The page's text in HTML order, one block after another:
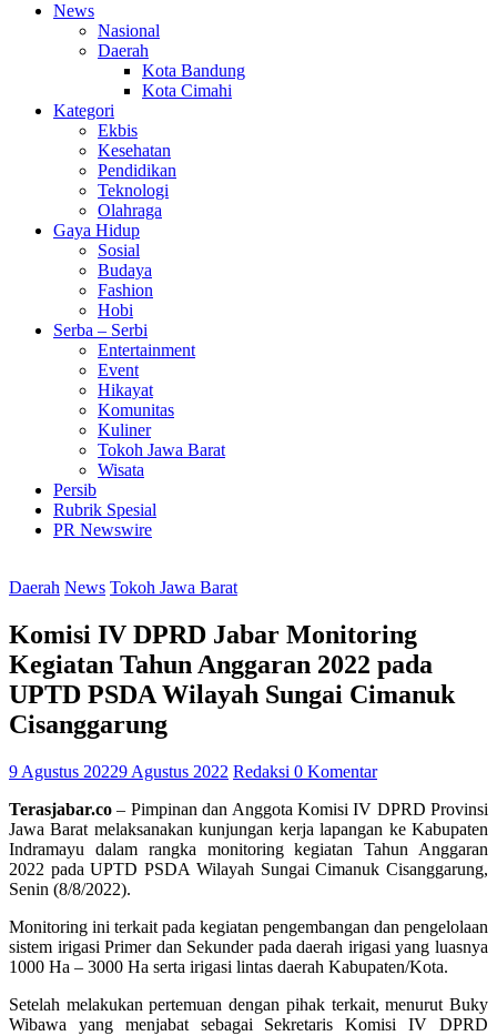
News
Nasional
Daerah
Kota Bandung
Kota Cimahi
Kategori
Ekbis
Kesehatan
Pendidikan
Teknologi
Olahraga
Gaya Hidup
Sosial
Budaya
Fashion
Hobi
Serba – Serbi
Entertainment
Event
Hikayat
Komunitas
Kuliner
Tokoh Jawa Barat
Wisata
Persib
Rubrik Spesial
PR Newswire
Daerah News Tokoh Jawa Barat
Komisi IV DPRD Jabar Monitoring
Kegiatan Tahun Anggaran 2022 pada
UPTD PSDA Wilayah Sungai Cimanuk
Cisanggarung
9 Agustus 20229 Agustus 2022 Redaksi 0 Komentar
Terasjabar.co – Pimpinan dan Anggota Komisi IV DPRD Provinsi
Jawa Barat melaksanakan kunjungan kerja lapangan ke Kabupaten
Indramayu dalam rangka monitoring kegiatan Tahun Anggaran
2022 pada UPTD PSDA Wilayah Sungai Cimanuk Cisanggarung,
Senin (8/8/2022).
Monitoring ini terkait pada kegiatan pengembangan dan pengelolaan
sistem irigasi Primer dan Sekunder pada daerah irigasi yang luasnya
1000 Ha – 3000 Ha serta irigasi lintas daerah Kabupaten/Kota.
Setelah melakukan pertemuan dengan pihak terkait, menurut Buky
Wibawa yang menjabat sebagai Sekretaris Komisi IV DPRD